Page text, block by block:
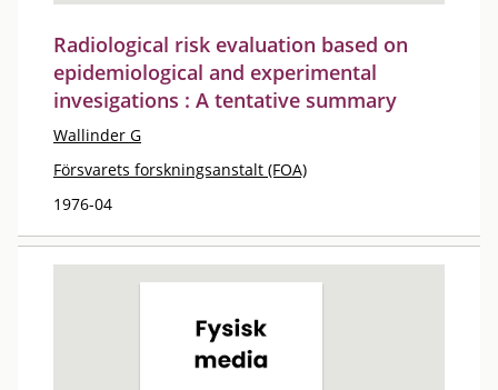
Radiological risk evaluation based on
epidemiological and experimental
invesigations : A tentative summary
Wallinder G
Försvarets forskningsanstalt (FOA)
1976-04